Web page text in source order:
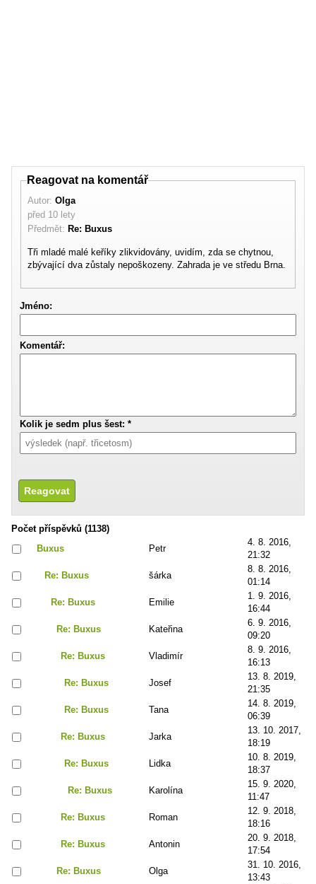
Reagovat na komentář
Autor:Olga
před 10 lety
Předmět:Re: Buxus
Tři mladé malé keříky zlikvidovány, uvidím, zda se chytnou,
zbývající dva zůstaly nepoškozeny. Zahrada je ve středu Brna.
Jméno:
Komentář:
Kolik je sedm plus šest: *
Počet příspěvků (1138)
Buxus
Petr
4. 8. 2016,
21:32
Re: Buxus
šárka
8. 8. 2016,
01:14
Re: Buxus
Emilie
1. 9. 2016,
16:44
Re: Buxus
Kateřina
6. 9. 2016,
09:20
Re: Buxus
Vladimír
8. 9. 2016,
16:13
Re: Buxus
Josef
13. 8. 2019,
21:35
Re: Buxus
Tana
14. 8. 2019,
06:39
Re: Buxus
Jarka
13. 10. 2017,
18:19
Re: Buxus
Lidka
10. 8. 2019,
18:37
Re: Buxus
Karolína
15. 9. 2020,
11:47
Re: Buxus
Roman
12. 9. 2018,
18:16
Re: Buxus
Antonin
20. 9. 2018,
17:54
Re: Buxus
Olga
31. 10. 2016,
13:43